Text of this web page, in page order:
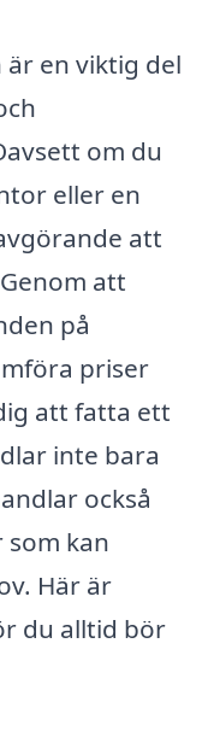
en viktig del
om du
eller en
att
att
på
priser
att fatta ett
inte bara
också
kan
Här är
du alltid bör